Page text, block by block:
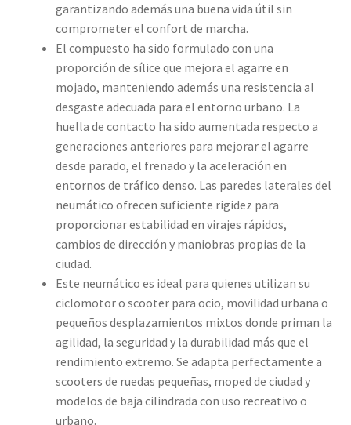
garantizando además una buena vida útil sin
comprometer el confort de marcha.
El compuesto ha sido formulado con una
proporción de sílice que mejora el agarre en
mojado, manteniendo además una resistencia al
desgaste adecuada para el entorno urbano. La
huella de contacto ha sido aumentada respecto a
generaciones anteriores para mejorar el agarre
desde parado, el frenado y la aceleración en
entornos de tráfico denso. Las paredes laterales del
neumático ofrecen suficiente rigidez para
proporcionar estabilidad en virajes rápidos,
cambios de dirección y maniobras propias de la
ciudad.
Este neumático es ideal para quienes utilizan su
ciclomotor o scooter para ocio, movilidad urbana o
pequeños desplazamientos mixtos donde priman la
agilidad, la seguridad y la durabilidad más que el
rendimiento extremo. Se adapta perfectamente a
scooters de ruedas pequeñas, moped de ciudad y
modelos de baja cilindrada con uso recreativo o
urbano.